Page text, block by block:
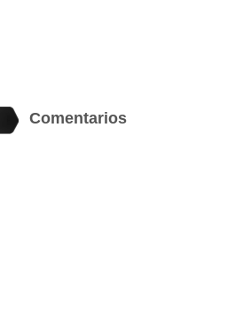
Comentarios